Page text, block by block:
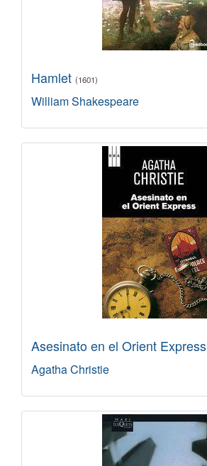
Hamlet (1601)
William Shakespeare
Asesinato en el Orient Express
Agatha Christie